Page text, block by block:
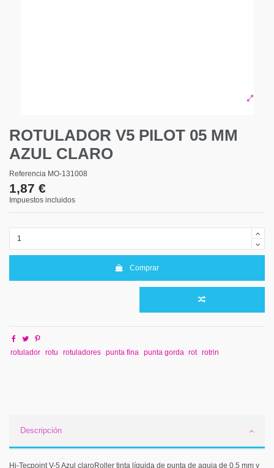
ROTULADOR V5 PILOT 05 MM
AZUL CLARO
Referencia MO-131008
1,87 €
Impuestos incluidos
Comprar
rotulador rotu rotuladores punta fina punta gorda rot rotrin
Descripción
Hi-Tecpoint V-5 Azul claroRoller tinta líquida de punta de aguja de 0,5 mm y